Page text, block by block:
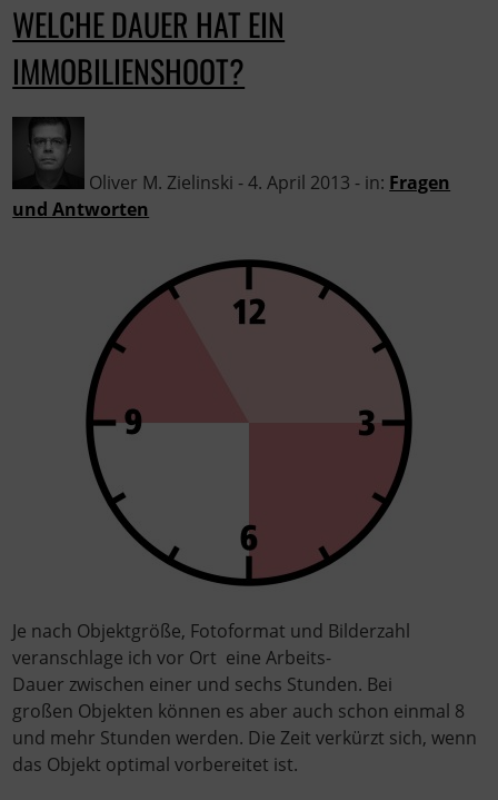
WELCHE DAUER HAT EIN
IMMOBILIENSHOOT?
Oliver M. Zielinski - 4. April 2013 - in: Fragen
und Antworten
Je nach Objektgröße, Fotoformat und Bilderzahl
veranschlage ich vor Ort eine Arbeits-
Dauer zwischen einer und sechs Stunden. Bei
großen Objekten können es aber auch schon einmal 8
und mehr Stunden werden. Die Zeit verkürzt sich, wenn
das Objekt optimal vorbereitet ist.